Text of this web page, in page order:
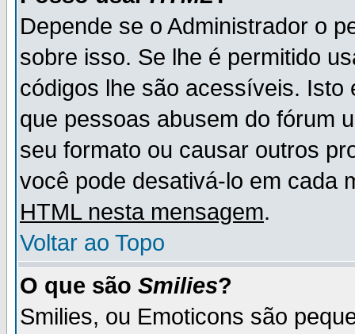
Depende se o Administrador o
sobre isso. Se lhe é permitido
códigos lhe são acessíveis.
que pessoas abusem do fórum
seu formato ou causar outros
você pode desativá-lo em cada
HTML nesta mensagem.
Voltar ao Topo
O que são Smilies?
Smilies, ou Emoticons são